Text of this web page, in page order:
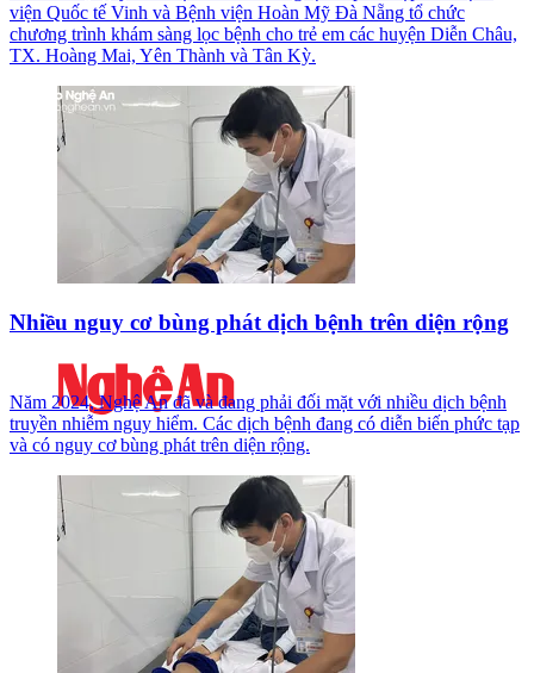
viện Quốc tế Vinh và Bệnh viện Hoàn Mỹ Đà Nẵng tổ chức
chương trình khám sàng lọc bệnh cho trẻ em các huyện Diễn Châu,
TX. Hoàng Mai, Yên Thành và Tân Kỳ.
Nhiều nguy cơ bùng phát dịch bệnh trên diện rộng
Năm 2024, Nghệ An đã và đang phải đối mặt với nhiều dịch bệnh
truyền nhiễm nguy hiểm. Các dịch bệnh đang có diễn biến phức tạp
và có nguy cơ bùng phát trên diện rộng.